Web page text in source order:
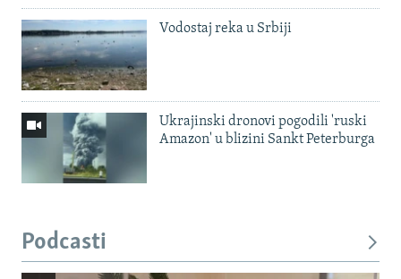
Vodostaj reka u Srbiji
Ukrajinski dronovi pogodili 'ruski
Amazon' u blizini Sankt Peterburga
Podcasti